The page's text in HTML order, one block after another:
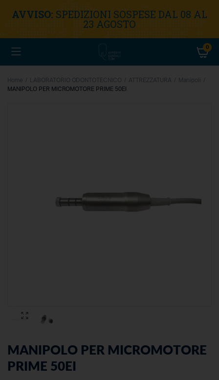
AVVISO: SPEDIZIONI SOSPESE DAL 08 AL
23 AGOSTO
0
Home LABORATORIO ODONTOTECNICO ATTREZZATURA
Manipoli
MANIPOLO PER MICROMOTORE PRIME 50EI
MANIPOLO PER MICROMOTORE
PRIME 50EI